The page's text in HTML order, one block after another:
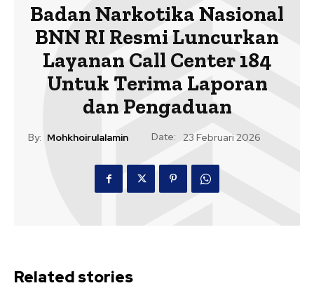
Badan Narkotika Nasional
BNN RI Resmi Luncurkan
Layanan Call Center 184
Untuk Terima Laporan
dan Pengaduan
By: Mohkhoirulalamin Date: 23 Februari 2026
Related stories